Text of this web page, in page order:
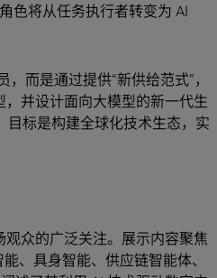
色将从任务执行者转变为 AI
而是通过提供“新供给范式”，
并设计面向大模型的新一代生
标是构建全球化技术生态，实
众的广泛关注。展示内容聚焦
、具身智能、供应链智能体、